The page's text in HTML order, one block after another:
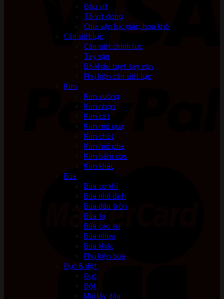
Đầu vít
Tô vít đóng
Chìa vặn lục giác, hoa khế
Cần siết lực
Cần siết chỉnh lực
Tay vặn
Bộ khẩu tuýt tay vặn
Phụ kiện cần siết lực
Kìm
Kìm vuông
Kìm nhọn
Kìm cắt
Kìm mỏ quạ
Kìm chết
Kìm mở phe
Kìm bấm cos
Kìm khác
Búa
Búa cơ khí
Búa nhổ đinh
Búa đầu tròn
Búa tạ
Búa cao su
Búa nhựa
Búa khác
Phụ kiện búa
Đục & đột
Đục
Đột
Mũi lấy dấu